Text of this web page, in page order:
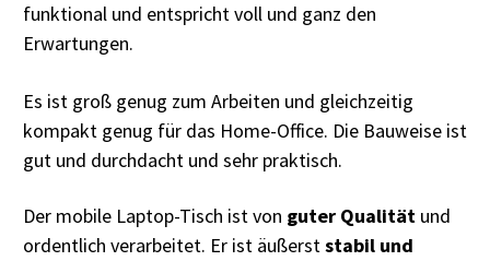
funktional und entspricht voll und ganz den
Erwartungen.
Es ist groß genug zum Arbeiten und gleichzeitig
kompakt genug für das Home-Office. Die Bauweise ist
gut und durchdacht und sehr praktisch.
Der mobile Laptop-Tisch ist von guter Qualität und
ordentlich verarbeitet. Er ist äußerststabil und